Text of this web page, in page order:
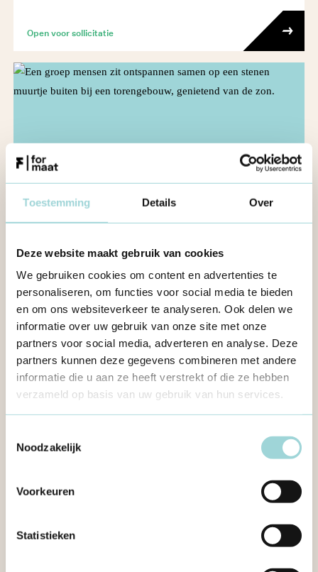
Toestemming Details Over
Deze website maakt gebruik van cookies
We gebruiken cookies om content en advertenties te
personaliseren, om functies voor social media te bieden
en om ons websiteverkeer te analyseren. Ook delen we
informatie over uw gebruik van onze site met onze
partners voor social media, adverteren en analyse. Deze
partners kunnen deze gegevens combineren met andere
informatie die u aan ze heeft verstrekt of die ze hebben
verzameld op basis van uw gebruik van hun services.
Noodzakelijk
Voorkeuren
Statistieken
Open voor sollicitatie
Formaat
Loop stage bij Formaat!
Open voor sollicitatie